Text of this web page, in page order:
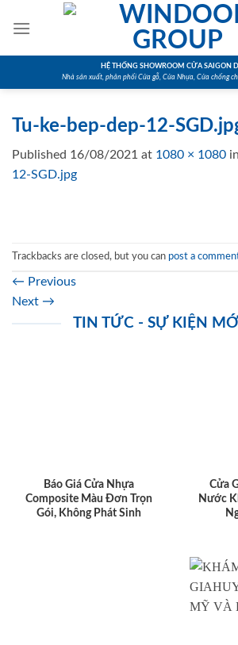
HỆ THỐNG SHOWROOM CỬA SAIGON
Nhà sản xuất, phân phối Cửa gỗ, Cửa Nhựa, Cửa chống
Tu-ke-bep-dep-12-
Published 16/08/2021 at 1080 × 1080 in
12-SGD.jpg
Trackbacks are closed, but you can post a
← Previous
Next →
TIN TỨC - SỰ KIỆN
Báo Giá Cửa Nhựa
Composite Màu Đơn Trọn
Gói, Không Phát Sinh
Cửa
Nước